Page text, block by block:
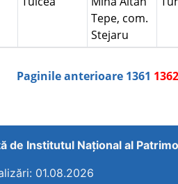
Tepe, com.
Stejaru
Paginile anterioare 1361 1362
de Institutul Național al
01.08.2026